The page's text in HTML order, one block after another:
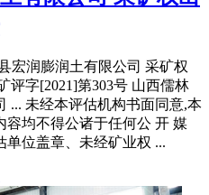
宏润膨润土有限公司 采矿权
评字[2021]第303号 山西儒林
... 未经本评估机构书面同意,本
容均不得公诸于任何公 开 媒
位盖章、未经矿业权 ...